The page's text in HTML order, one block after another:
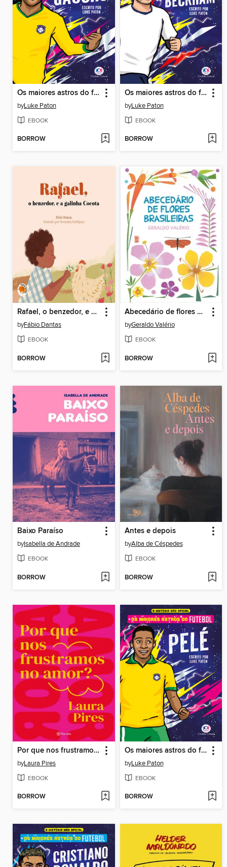
Os maiores astros do futebol--Ronaldinho Gaúcho
byLuke Paton
EBOOK
BORROW
Os maiores astros do futebol--David Beckham
byLuke Paton
EBOOK
BORROW
Rafael, o benzedor, e a galinha Cocota
byFábio Dantas
EBOOK
BORROW
Abecedário de flores brasileiras
byGeraldo Valério
EBOOK
BORROW
Baixo Paraíso
byIsabella de Andrade
EBOOK
BORROW
Antes e depois
byAlba de Céspedes
EBOOK
BORROW
Por que nos frustramos no amor?
byLaura Pires
EBOOK
BORROW
Os maiores astros do futebol--Pelé
byLuke Paton
EBOOK
BORROW